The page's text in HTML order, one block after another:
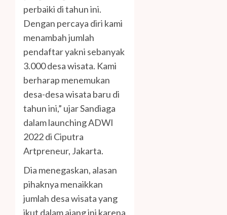
perbaiki di tahun ini.
Dengan percaya diri kami
menambah jumlah
pendaftar yakni sebanyak
3.000 desa wisata. Kami
berharap menemukan
desa-desa wisata baru di
tahun ini,” ujar Sandiaga
dalam launching ADWI
2022 di Ciputra
Artpreneur, Jakarta.
Dia menegaskan, alasan
pihaknya menaikkan
jumlah desa wisata yang
ikut dalam ajang ini karena